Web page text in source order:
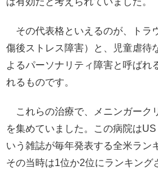
その代表格といえるのが、トラ
傷後ストレス障害）と、児童虐待
よるパーソナリティ障害と呼ばれ
れるものです。
これらの治療で、メニンガーク
を集めていました。この病院は
いう雑誌が毎年発表する全米ラン
その当時は1位か2位にランキング